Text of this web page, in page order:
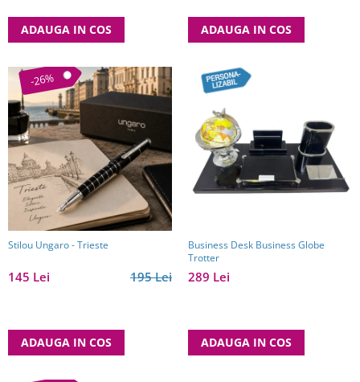
ADAUGA IN COS ADAUGA IN COS
-26%
Stilou Ungaro - Trieste
195 Lei
145 Lei
ADAUGA IN COS
Business Desk Business Globe
Trotter
289 Lei
ADAUGA IN COS